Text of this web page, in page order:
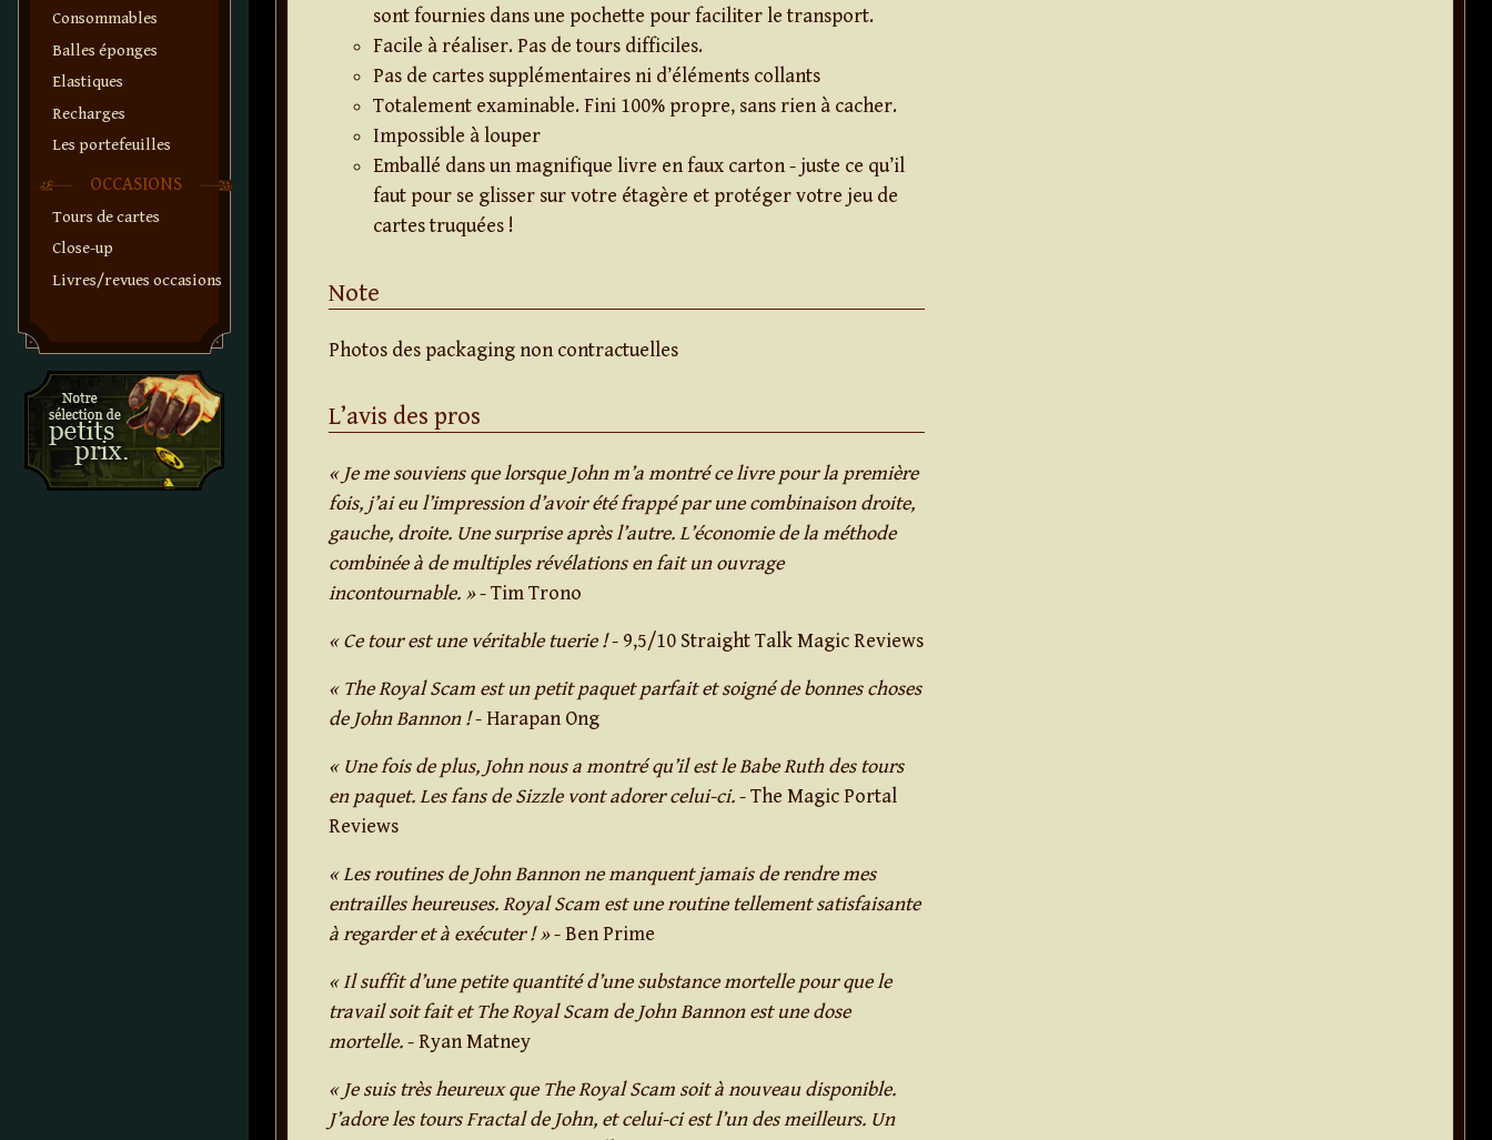
Consommables
Balles éponges
Elastiques
Recharges
Les portefeuilles
OCCASIONS
Tours de cartes
Close-up
Livres/revues occasions
sont fournies dans une pochette pour faciliter le transport.
Facile à réaliser. Pas de tours difficiles.
Pas de cartes supplémentaires ni d’éléments collants
Totalement examinable. Fini 100% propre, sans rien à cacher.
Impossible à louper
Emballé dans un magnifique livre en faux carton - juste ce qu’il
faut pour se glisser sur votre étagère et protéger votre jeu de
cartes truquées !
Note
Photos des packaging non contractuelles
L’avis des pros
« Je me souviens que lorsque John m’a montré ce livre pour la première
fois, j’ai eu l’impression d’avoir été frappé par une combinaison droite,
gauche, droite. Une surprise après l’autre. L’économie de la méthode
combinée à de multiples révélations en fait un ouvrage
incontournable. »- Tim Trono
« Ce tour est une véritable tuerie !- 9,5/10 Straight Talk Magic Reviews
« The Royal Scam est un petit paquet parfait et soigné de bonnes choses
de John Bannon !- Harapan Ong
« Une fois de plus, John nous a montré qu’il est le Babe Ruth des tours
en paquet. Les fans de Sizzle vont adorer celui-ci.- The Magic Portal
Reviews
« Les routines de John Bannon ne manquent jamais de rendre mes
entrailles heureuses. Royal Scam est une routine tellement satisfaisante
à regarder et à exécuter ! »- Ben Prime
« Il suffit d’une petite quantité d’une substance mortelle pour que le
travail soit fait et The Royal Scam de John Bannon est une dose
mortelle.- Ryan Matney
« Je suis très heureux que The Royal Scam soit à nouveau disponible.
J’adore les tours Fractal de John, et celui-ci est l’un des meilleurs. Un